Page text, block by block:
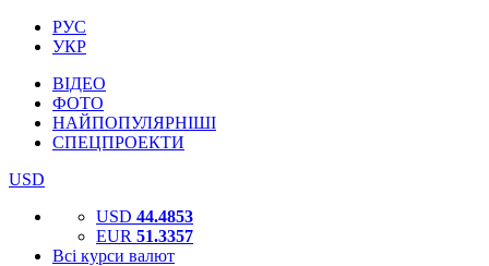
РУС
УКР
ВІДЕО
ФОТО
НАЙПОПУЛЯРНІШІ
СПЕЦПРОЕКТИ
USD
USD 44.4853
EUR 51.3357
Всі курси валют